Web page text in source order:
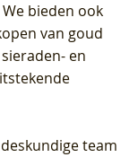
bieden ook
van goud
en
deskundige team